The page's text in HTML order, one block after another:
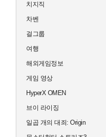
치지직
차벤
걸그룹
여행
해외게임정보
게임 영상
HyperX OMEN
브이 라이징
일곱 개의 대죄: Origin
메어 클리어 TOP10 알려드립니다.
[329]
드 효율 요약 [44]
먼가 좀 몬가몬가네..
사 신작 [시노비 넥서스] 연내 출시 예정
간 보초는 너무 힘들어
/지도 공략 (1 ~ 12장)
비에 온라인 기능이 있는데